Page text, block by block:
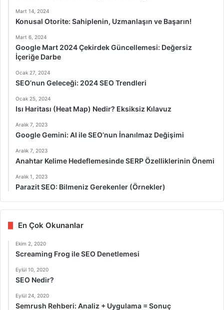
Mart 14, 2024
Konusal Otorite: Sahiplenin, Uzmanlaşın ve Başarın!
Mart 6, 2024
Google Mart 2024 Çekirdek Güncellemesi: Değersiz
İçeriğe Darbe
Ocak 27, 2024
SEO’nun Geleceği: 2024 SEO Trendleri
Ocak 25, 2024
Isı Haritası (Heat Map) Nedir? Eksiksiz Kılavuz
Aralık 7, 2023
Google Gemini: AI ile SEO’nun İnanılmaz Değişimi
Aralık 7, 2023
Anahtar Kelime Hedeflemesinde SERP Özelliklerinin Önemi
Aralık 1, 2023
Parazit SEO: Bilmeniz Gerekenler (Örnekler)
En Çok Okunanlar
Ekim 2, 2020
Screaming Frog ile SEO Denetlemesi
Eylül 10, 2020
SEO Nedir?
Eylül 24, 2020
Semrush Rehberi: Analiz + Uygulama = Sonuç